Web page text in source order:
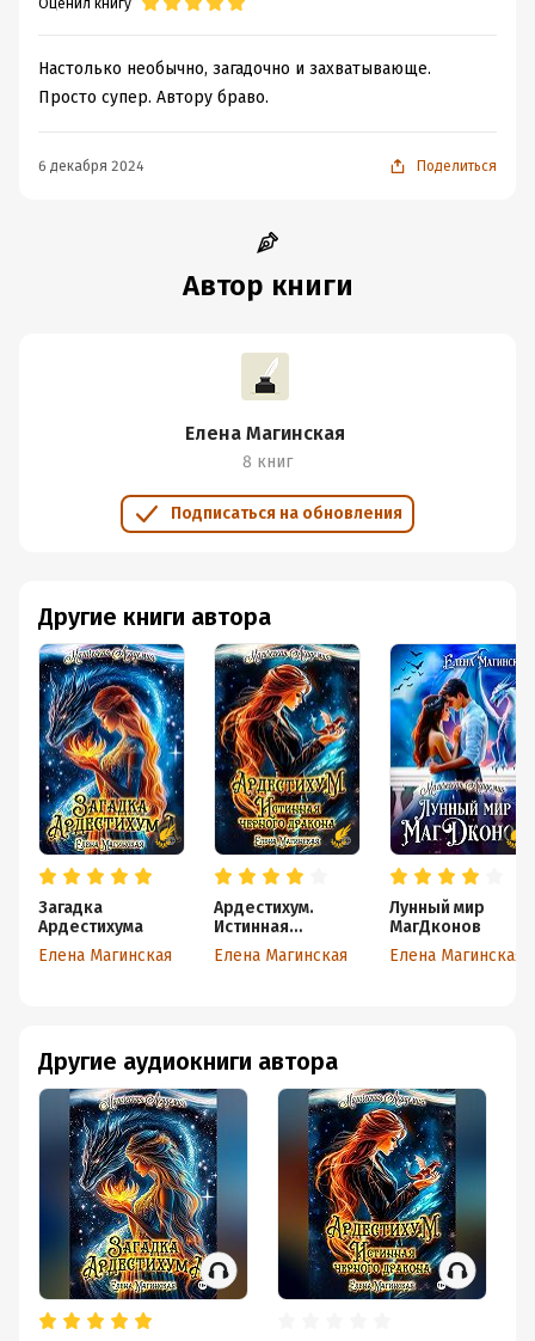
Оценил книгу
Настолько необычно, загадочно и захватывающе.
Просто супер. Автору браво.
6 декабря 2024 Поделиться
Автор книги
Елена Магинская
8 книг
Подписаться на обновления
Другие книги автора
Загадка
Ардестихума
Елена Магинская
Ардестихум.
Истинная
чёрного дракона
Елена Магинская
Лунный мир
МагДконов
Елена Магинская
Другие аудиокниги автора